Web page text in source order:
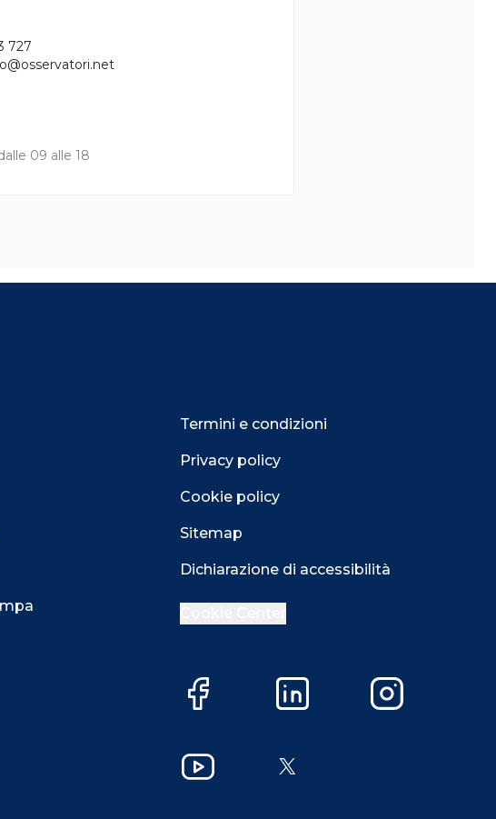
09 alle 18
727
Termini e condizioni
Privacy policy
Cookie policy
Sitemap
Dichiarazione di accessibilità
Facebook LinkedIn Instagram
YouTube X
Accetta Più opzioni